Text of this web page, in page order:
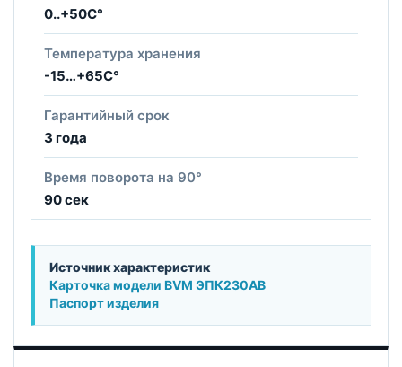
0..+50С°
Температура хранения
-15…+65С°
Гарантийный срок
3 года
Время поворота на 90°
90 сек
Источник характеристик
Карточка модели BVM ЭПК230АВ
Паспорт изделия